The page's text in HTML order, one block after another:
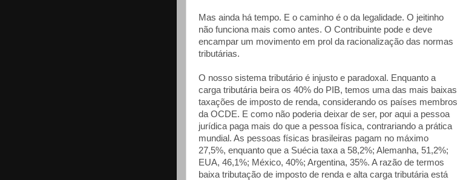
Mas ainda há tempo. E o caminho é o da legalidade. O jeitinho
não funciona mais como antes. O Contribuinte pode e deve
encampar um movimento em prol da racionalização das normas
tributárias.
O nosso sistema tributário é injusto e paradoxal. Enquanto a
carga tributária beira os 40% do PIB, temos uma das mais baixas
taxações de imposto de renda, considerando os países membros
da OCDE. E como não poderia deixar de ser, por aqui a pessoa
jurídica paga mais do que a pessoa física, contrariando a prática
mundial. As pessoas físicas brasileiras pagam no máximo
27,5%, enquanto que a Suécia taxa a 58,2%; Alemanha, 51,2%;
EUA, 46,1%; México, 40%; Argentina, 35%. A razão de termos
baixa tributação de imposto de renda e alta carga tributária está